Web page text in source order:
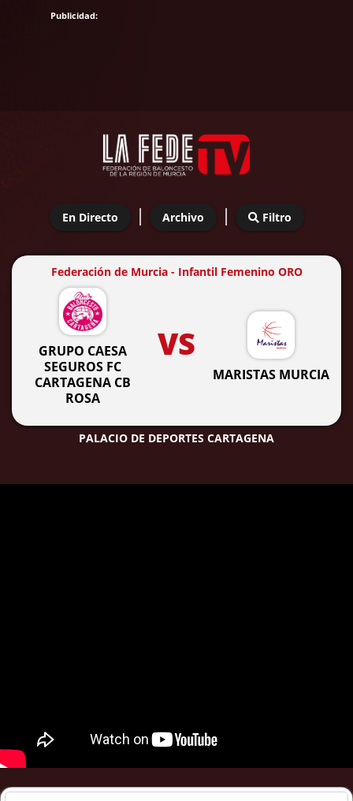
En Directo | Archivo | Filtro
Federación de Murcia - Infantil Femenino ORO
GRUPO CAESA
SEGUROS FC
CARTAGENA CB
ROSA
VS
MARISTAS MURCIA
PALACIO DE DEPORTES CARTAGENA